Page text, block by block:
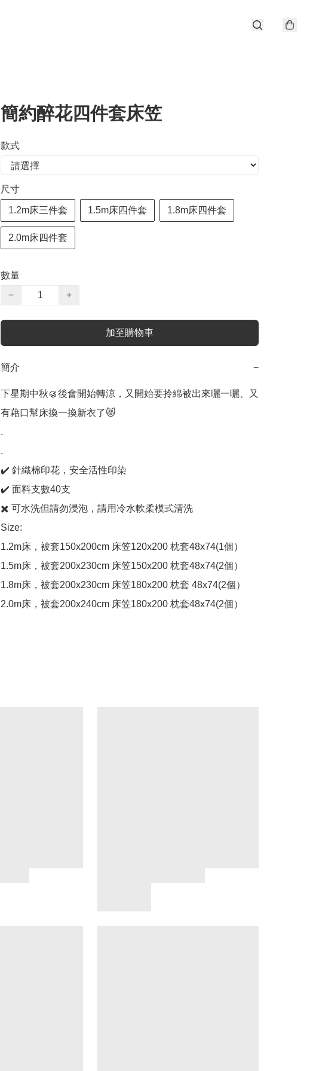
簡約醉花四件套床笠
款式
尺寸
1.2m床三件套 1.5m床四件套 1.8m床四件套
2.0m床四件套
數量
−
+
加至購物車
簡介 −
下星期中秋🥮後會開始轉涼，又開始要拎綿被出來曬一曬、又
有藉口幫床換一換新衣了😻
.
.
✔️ 針織棉印花，安全活性印染
✔️ 面料支數40支
✖️ 可水洗但請勿浸泡，請用冷水軟柔模式清洗
Size:
1.2m床，被套150x200cm 床笠120x200 枕套48x74(1個）
1.5m床，被套200x230cm 床笠150x200 枕套48x74(2個）
1.8m床，被套200x230cm 床笠180x200 枕套 48x74(2個）
2.0m床，被套200x240cm 床笠180x200 枕套48x74(2個）